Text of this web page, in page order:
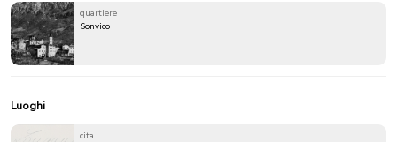
quartiere
Sonvico
Luoghi
cita